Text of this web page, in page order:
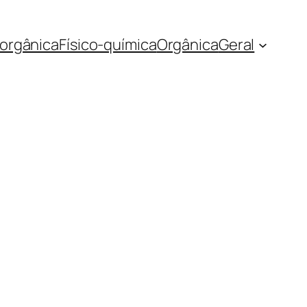
Físico-químicaOrgânicaGeral